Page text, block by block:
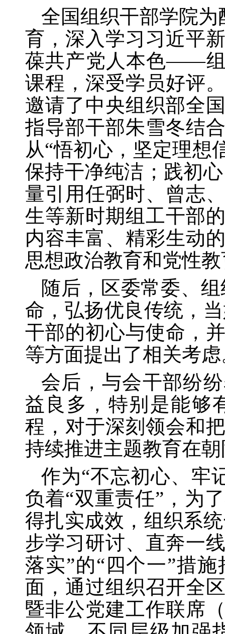
全国组织干部学院
育，深入学习习近平
葆共产党人本色——组
课程，深受学员好评
邀请了中央组织部全
指导部干部朱雪冬结
从“悟初心，坚定理想
保持干净纯洁；践初
量引用任弼时、曾志
生等新时期组工干部
内容丰富、精彩生动
思想政治教育和党性
随后，区委常委、
命，弘扬优良传统，
干部的初心与使命，
等方面提出了相关考
会后，与会干部纷
益良多，特别是能够
程，对于深刻领会和
持续推进主题教育在
作为“不忘初心、牢
负着“双重责任”，为
得扎实成效，组织系
步学习研讨、直奔一
落实”的“四个一”措
面，通过组织召开全
暨非公党建工作联席